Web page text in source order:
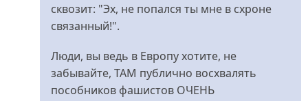
сквозит: "Эх, не попался ты мне в схроне
связанный!".
Люди, вы ведь в Европу хотите, не
забывайте, ТАМ публично восхвалять
пособников фашистов ОЧЕНЬ